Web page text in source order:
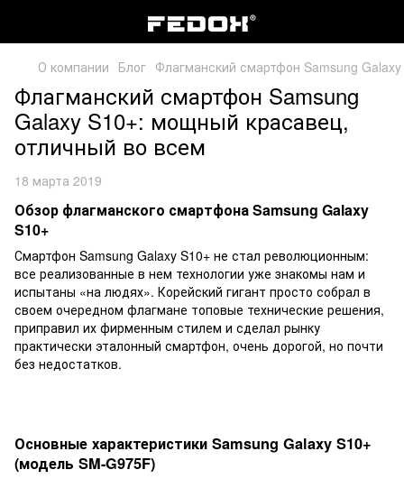
О компании Блог Флагманский смартфон Samsung
Флагманский смартфон Samsung
Galaxy S10+: мощный красавец,
отличный во всем
18 марта 2019
Обзор флагманского смартфона Samsung Galaxy
S10+
Смартфон Samsung Galaxy S10+ не стал революционным:
все реализованные в нем технологии уже знакомы нам и
испытаны «на людях». Корейский гигант просто собрал в
своем очередном флагмане топовые технические решения,
приправил их фирменным стилем и сделал рынку
практически эталонный смартфон, очень дорогой, но почти
без недостатков.
Основные характеристики Samsung Galaxy S10+
(модель SM-G975F)